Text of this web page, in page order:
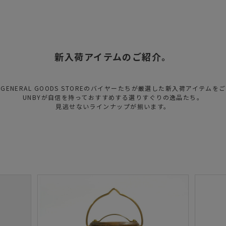
新入荷アイテムのご紹介。
GOODS STOREのバイヤーたちが厳選した新入荷アイテムを
UNBYが自信を持っておすすめする選りすぐりの逸品たち。
見逃せないラインナップが揃います。